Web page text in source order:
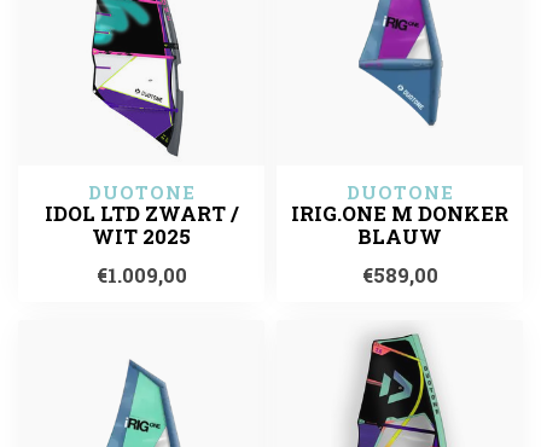
DUOTONE
IDOL LTD ZWART /
WIT 2025
€1.009,00
DUOTONE
IRIG.ONE M DONKER
BLAUW
€589,00